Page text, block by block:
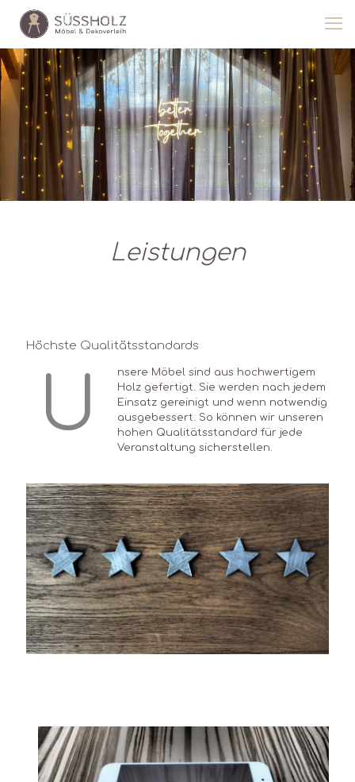
Leistungen
Höchste Qualitätsstandards
U
nsere Möbel sind aus hochwertigem
Holz gefertigt. Sie werden nach jedem
Einsatz gereinigt und wenn notwendig
ausgebessert. So können wir unseren
hohen Qualitätsstandard für jede
Veranstaltung sicherstellen.